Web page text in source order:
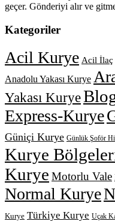
geçer. Gönderiyi alır ve
Kategoriler
Acil Kurye Acil İlaç
Anadolu Yakası Kurye
Yakası Kurye
Express-Kurye
Güniçi Kurye Günlük Şoför
Kurye
Kurye Motorlu Vale
Normal Kurye
Kurye Türkiye Kurye Uçak